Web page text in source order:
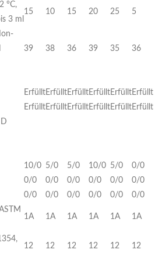
°C,
3 ml
15 10 15 20 25 5
39 38 36 39 35 36
ErfülltErfülltErfülltErfülltErfülltErfüllt
ErfülltErfülltErfülltErfülltErfülltErfüllt
10/0 5/0 5/0 10/0 5/0
0/0
0/0 0/0 0/0 0/0 0/0
0/0
0/0 0/0 0/0 0/0 0/0
0/0
1A 1A 1A 1A 1A 1A
12 12 12 12 12 12